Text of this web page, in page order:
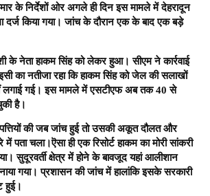
के निर्देशों ओर अगले ही दिन इस मामले में देहरादून
दर्ज किया गया। जांच के दौरान एक के बाद एक बड़े
के नेता हाकम सिंह को लेकर हुआ। सीएम ने कार्रवाई
का नतीजा रहा कि हाकम सिंह को जेल की सलाखों
लगाई गई। इस मामले में एसटीएफ अब तक 40 से
है।
की जब जांच हुई तो उसकी अकूत दौलत और
में पता चला।ऎसा ही एक रिसोर्ट हाकम का मोरी सांकरी
सुदूरवर्ती क्षेत्र में होने के बावजूद यहां आलीशान
गया। प्रशासन की जांच में हालांकि इसके सरकारी
हुई।